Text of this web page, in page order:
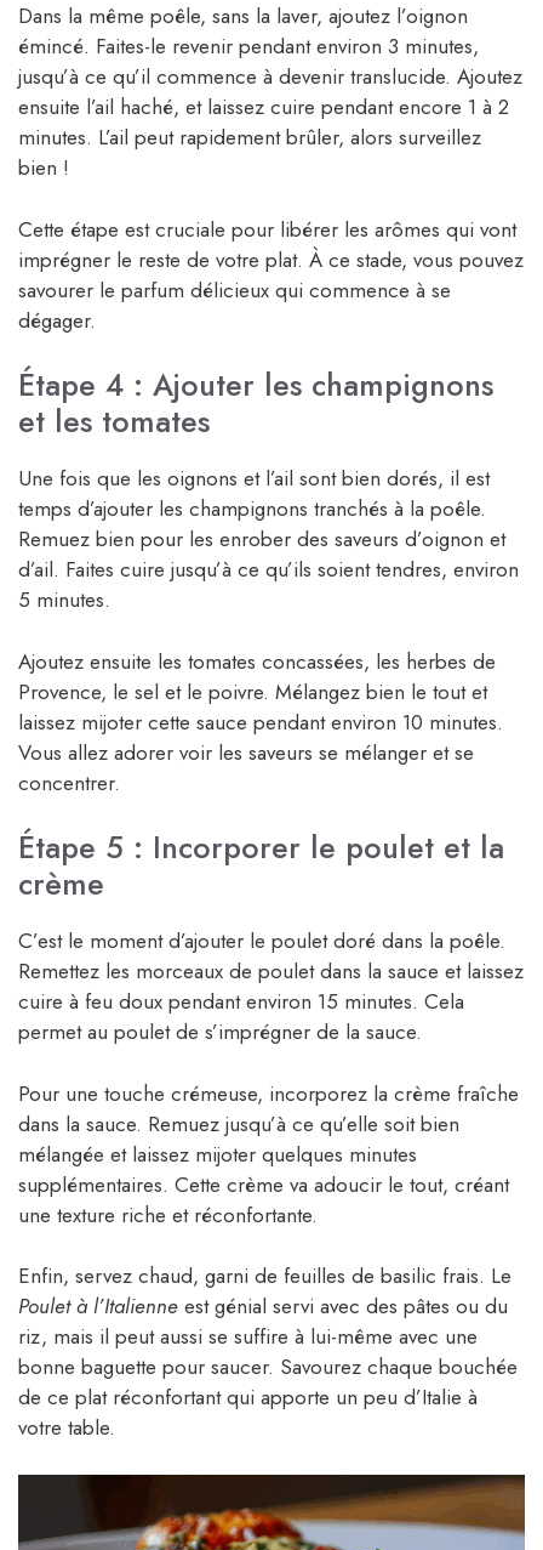
Dans la même poêle, sans la laver, ajoutez l’oignon
émincé. Faites-le revenir pendant environ 3 minutes,
jusqu’à ce qu’il commence à devenir translucide. Ajoutez
ensuite l’ail haché, et laissez cuire pendant encore 1 à 2
minutes. L’ail peut rapidement brûler, alors surveillez
bien !
Cette étape est cruciale pour libérer les arômes qui vont
imprégner le reste de votre plat. À ce stade, vous pouvez
savourer le parfum délicieux qui commence à se
dégager.
Étape 4 : Ajouter les champignons
et les tomates
Une fois que les oignons et l’ail sont bien dorés, il est
temps d’ajouter les champignons tranchés à la poêle.
Remuez bien pour les enrober des saveurs d’oignon et
d’ail. Faites cuire jusqu’à ce qu’ils soient tendres, environ
5 minutes.
Ajoutez ensuite les tomates concassées, les herbes de
Provence, le sel et le poivre. Mélangez bien le tout et
laissez mijoter cette sauce pendant environ 10 minutes.
Vous allez adorer voir les saveurs se mélanger et se
concentrer.
Étape 5 : Incorporer le poulet et la
crème
C’est le moment d’ajouter le poulet doré dans la poêle.
Remettez les morceaux de poulet dans la sauce et laissez
cuire à feu doux pendant environ 15 minutes. Cela
permet au poulet de s’imprégner de la sauce.
Pour une touche crémeuse, incorporez la crème fraîche
dans la sauce. Remuez jusqu’à ce qu’elle soit bien
mélangée et laissez mijoter quelques minutes
supplémentaires. Cette crème va adoucir le tout, créant
une texture riche et réconfortante.
Enfin, servez chaud, garni de feuilles de basilic frais. Le
Poulet à l’Italienne est génial servi avec des pâtes ou du
riz, mais il peut aussi se suffire à lui-même avec une
bonne baguette pour saucer. Savourez chaque bouchée
de ce plat réconfortant qui apporte un peu d’Italie à
votre table.